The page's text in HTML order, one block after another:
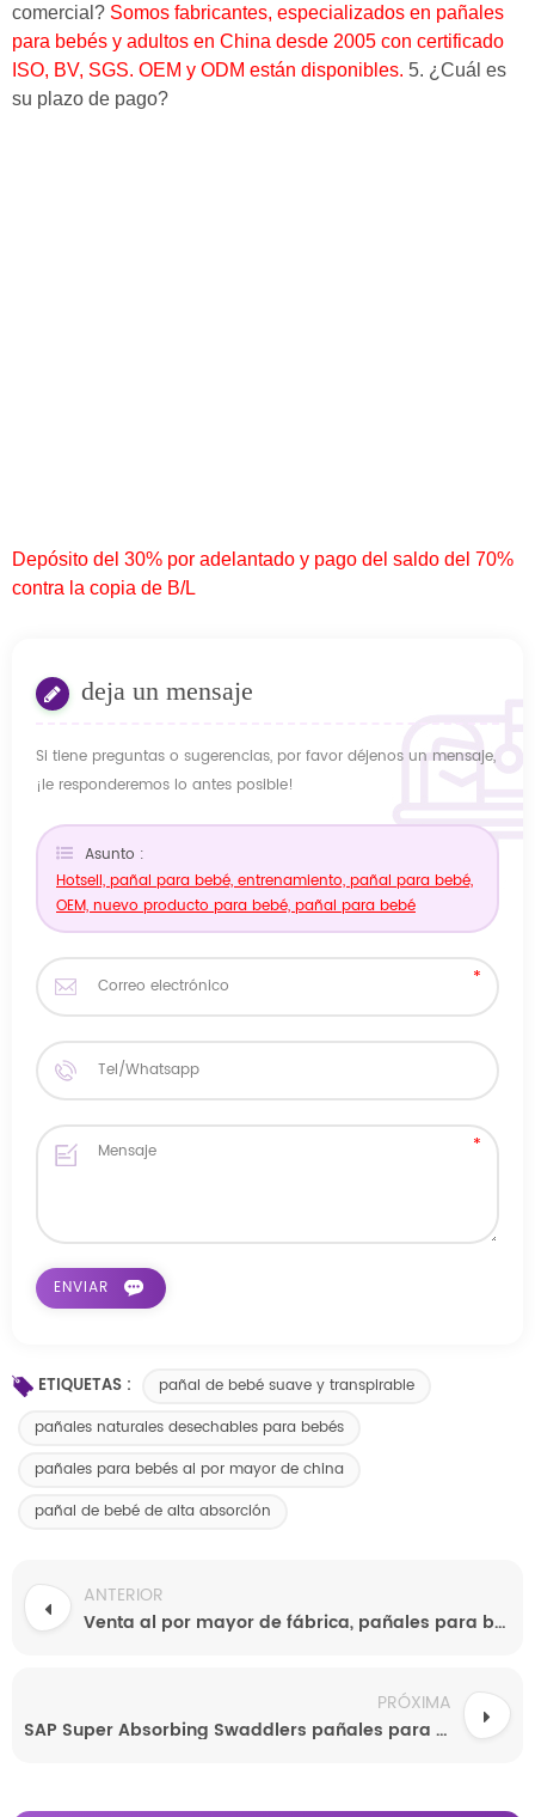
comercial? Somos fabricantes, especializados en pañales
para bebés y adultos en China desde 2005 con certificado
ISO, BV, SGS. OEM y ODM están disponibles. 5. ¿Cuál es
su plazo de pago?
Depósito del 30% por adelantado y pago del saldo del 70%
contra la copia de B/L
deja un mensaje
Si tiene preguntas o sugerencias, por favor déjenos un mensaje,
¡le responderemos lo antes posible!
Asunto :
Hotsell, pañal para bebé, entrenamiento, pañal para bebé,
OEM, nuevo producto para bebé, pañal para bebé
ETIQUETAS :
pañal de bebé suave y transpirable
pañales naturales desechables para bebés
pañales para bebés al por mayor de china
pañal de bebé de alta absorción
ANTERIOR
Venta al por mayor de fábrica, pañales para bebés, pañales ultra suaves para bebés, fabricantes baratos de pañales para bebés
PRÓXIMA
SAP Super Absorbing Swaddlers pañales para bebés desechables